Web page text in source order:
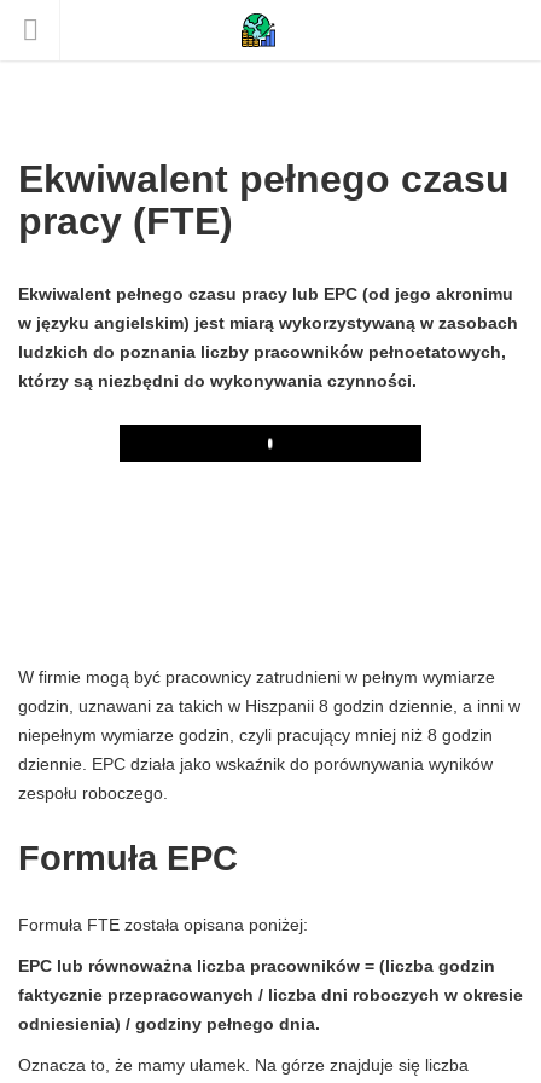
Ekwiwalent pełnego czasu
pracy (FTE)
Ekwiwalent pełnego czasu pracy lub EPC (od jego akronimu
w języku angielskim) jest miarą wykorzystywaną w zasobach
ludzkich do poznania liczby pracowników pełnoetatowych,
którzy są niezbędni do wykonywania czynności.
Play
W firmie mogą być pracownicy zatrudnieni w pełnym wymiarze
godzin, uznawani za takich w Hiszpanii 8 godzin dziennie, a inni w
niepełnym wymiarze godzin, czyli pracujący mniej niż 8 godzin
dziennie. EPC działa jako wskaźnik do porównywania wyników
zespołu roboczego.
Formuła EPC
Formuła FTE została opisana poniżej:
EPC lub równoważna liczba pracowników = (liczba godzin
faktycznie przepracowanych / liczba dni roboczych w okresie
odniesienia) / godziny pełnego dnia.
Oznacza to, że mamy ułamek. Na górze znajduje się liczba